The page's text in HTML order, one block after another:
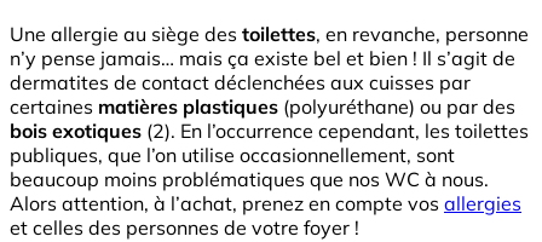
Une allergie au siège des toilettes, en revanche, personne
n’y pense jamais… mais ça existe bel et bien ! Il s’agit de
dermatites de contact déclenchées aux cuisses par
certaines matières plastiques (polyuréthane) ou par des
bois exotiques (2). En l’occurrence cependant, les toilettes
publiques, que l’on utilise occasionnellement, sont
beaucoup moins problématiques que nos WC à nous.
Alors attention, à l’achat, prenez en compte vos allergies
et celles des personnes de votre foyer !